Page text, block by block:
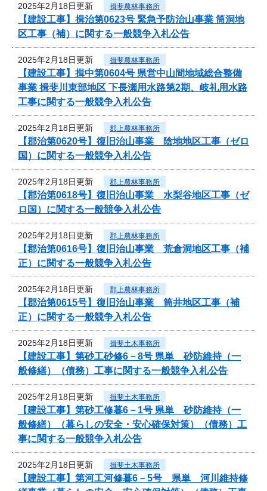
2025年2月18日更新 揖斐農林事務所
【建設工事】揖治第0623号 緊急予防治山事業 筒洞地
区工事（補）に関する一般競争入札公告
2025年2月18日更新 揖斐農林事務所
【建設工事】揖中第0604号 県営中山間地域総合整備
事業 揖斐川東部地区 下長瀬用水路第2期、岐礼用水路
工事に関する一般競争入札公告
2025年2月18日更新 郡上農林事務所
【郡治第0620号】復旧治山事業 陰地地区工事（ゼロ
国）に関する一般競争入札公告
2025年2月18日更新 郡上農林事務所
【郡治第0618号】復旧治山事業 水梨谷地区工事（ゼ
ロ国）に関する一般競争入札公告
2025年2月18日更新 郡上農林事務所
【郡治第0616号】復旧治山事業 荒倉洞地区工事（補
正）に関する一般競争入札公告
2025年2月18日更新 郡上農林事務所
【郡治第0615号】復旧治山事業 筒井地区工事（補
正）に関する一般競争入札公告
2025年2月18日更新 揖斐土木事務所
【建設工事】第砂工砂修6－8号 県単 砂防維持（一
般修繕）（債務）工事に関する一般競争入札公告
2025年2月18日更新 揖斐土木事務所
【建設工事】第砂工修暮6－1号 県単 砂防維持（一
般修繕）（暮らしの安全・安心確保対策）（債務）工
事に関する一般競争入札公告
2025年2月18日更新 揖斐土木事務所
【建設工事】第河工河修暮6－5号 県単 河川維持修